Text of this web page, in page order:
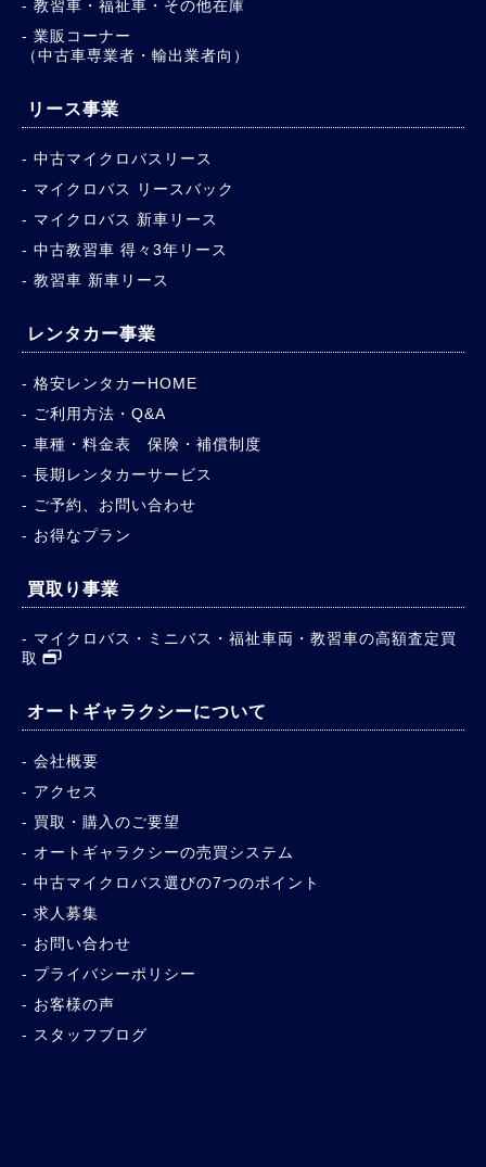
教習車・福祉車・その他在庫
業販コーナー
（中古車専業者・輸出業者向）
リース事業
中古マイクロバスリース
マイクロバス リースバック
マイクロバス 新車リース
中古教習車 得々3年リース
教習車 新車リース
レンタカー事業
格安レンタカーHOME
ご利用方法・Q&A
車種・料金表 保険・補償制度
長期レンタカーサービス
ご予約、お問い合わせ
お得なプラン
買取り事業
マイクロバス・ミニバス・福祉車両・教習車の高額査定買
取
オートギャラクシーについて
会社概要
アクセス
買取・購入のご要望
オートギャラクシーの売買システム
中古マイクロバス選びの7つのポイント
求人募集
お問い合わせ
プライバシーポリシー
お客様の声
スタッフブログ